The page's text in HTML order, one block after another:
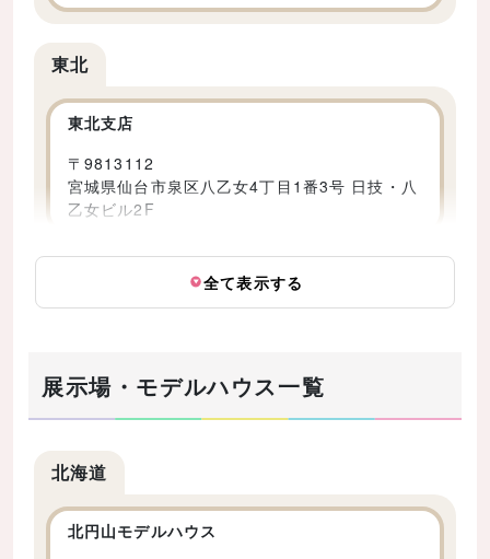
東北
東北支店
〒9813112
宮城県仙台市泉区八乙女4丁目1番3号 日技・八
乙女ビル2F
全て表示する
展示場・モデルハウス一覧
北海道
北円山モデルハウス